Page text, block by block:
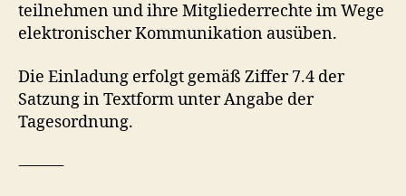
teilnehmen und ihre Mitgliederrechte im Wege
elektronischer Kommunikation ausüben.
Die Einladung erfolgt gemäß Ziffer 7.4 der
Satzung in Textform unter Angabe der
Tagesordnung.
⸻